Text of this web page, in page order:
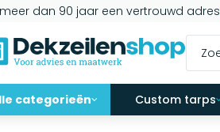
dan 90 jaar een vertrouwd adres
categorieën Custom tarps